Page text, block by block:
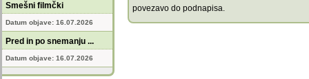
Smešni filmčki
Datum objave: 16.07.2026
Pred in po snemanju ...
Datum objave: 16.07.2026
povezavo do podnapisa.